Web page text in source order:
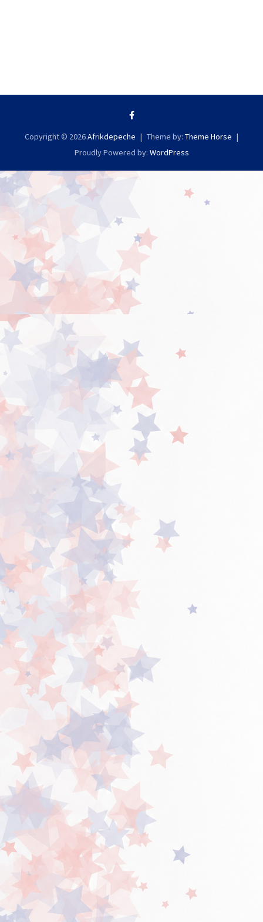
Copyright © 2026Afrikdepeche Theme by: Theme Horse
Proudly Powered by: WordPress